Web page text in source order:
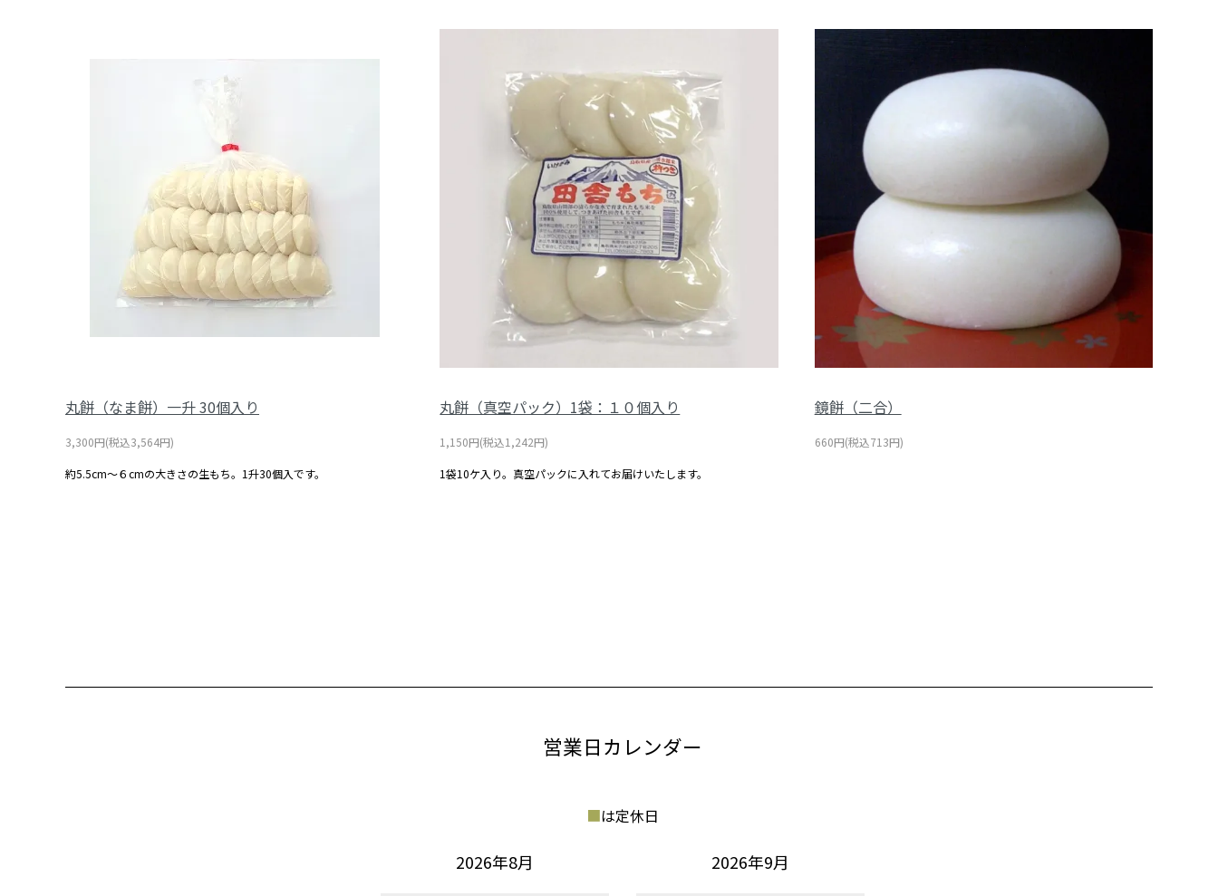
丸餅（なま餅）一升 30個入り
3,300円(税込3,564円)
約5.5cm～６cmの大きさの生もち。1升30個入です。
丸餅（真空パック）1袋：１０個入り
1,150円(税込1,242円)
1袋10ケ入り。真空パックに入れてお届けいたします。
鏡餅（二合）
660円(税込713円)
営業日カレンダー
■は定休日
2026年8月 2026年9月